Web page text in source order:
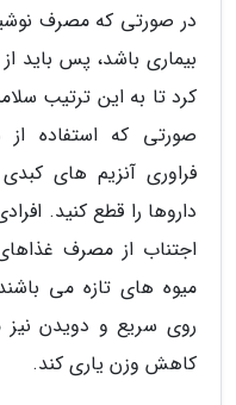
در صورتی که مصرف
بیماری باشد، پس باید
کرد تا به این ترتیب
صورتی که استفاده
فراوری آنزیم های
داروها را قطع کنید.
اجتناب از مصرف
میوه های تازه می
روی سریع و دویدن
کاهش وزن یاری کند.